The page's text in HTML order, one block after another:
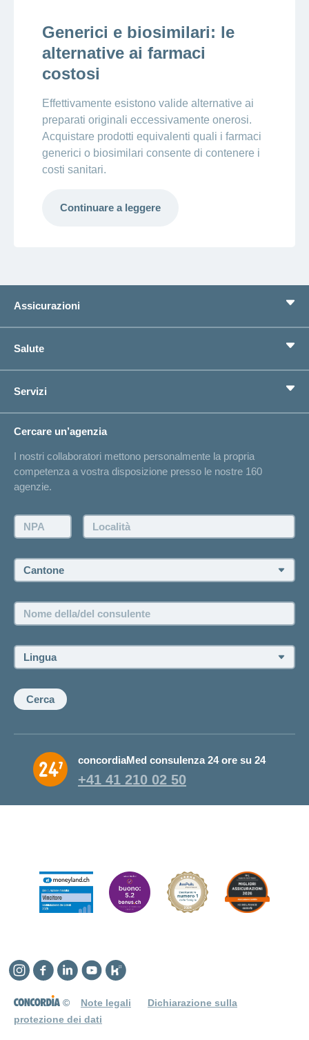
Generici e biosimilari: le
alternative ai farmaci
costosi
Effettivamente esistono valide alternative ai
preparati originali eccessivamente onerosi.
Acquistare prodotti equivalenti quali i farmaci
generici o biosimilari consente di contenere i
costi sanitari.
Continuare a leggere
Assicurazioni
Assicurazioni complementari
Previdenza
Cerco un'assicurazione per...
Circostanze di vita
Sull'assicurazione
Salute
Bussola della salute
Servizi
Elenchi degli ospedali
Annuncio d'infortunio
Contatto
Farsi contattare telefonicamente dall'agenzia
Fissare un appuntamento
Offerte di lavoro e carriera
Cercare un’agenzia
I nostri collaboratori mettono personalmente la propria
competenza a vostra disposizione presso le nostre 160
agenzie.
NPA: Località:
Cantone:
Nome
della/del
Lingua:
Cerca
concordiaMed consulenza 24 ore su 24
+41 41 210 02 50
© Note legali
Dichiarazione sulla
protezione dei dati
Instagram
Facebook
LinkedinYouTube
Kununu